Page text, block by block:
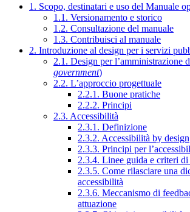
1. Scopo, destinatari e uso del Manuale
1.1. Versionamento e storico
1.2. Consultazione del manuale
1.3. Contribuisci al manuale
2. Introduzione al design per i servizi
2.1. Design per l’amministrazione
government)
2.2. L’approccio progettuale
2.2.1. Buone pratiche
2.2.2. Principi
2.3. Accessibilità
2.3.1. Definizione
2.3.2. Accessibilità by design
2.3.3. Principi per
2.3.4. Linee guida e criteri di
2.3.5. Come rilasciare una
accessibilità
2.3.6. Meccanismo di
attuazione